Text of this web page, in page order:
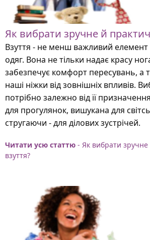
Як вибрати зручне й
Взуття - не менш важливий
одяг. Вона не тільки надає красу
забезпечує комфорт пересувань, а
наші ніжки від зовнішніх впливів.
потрібно залежно від її
для прогулянок, вишукана для
стругаючи - для ділових зустрічей.
Читати усю статтю - Як вибрати
взуття?